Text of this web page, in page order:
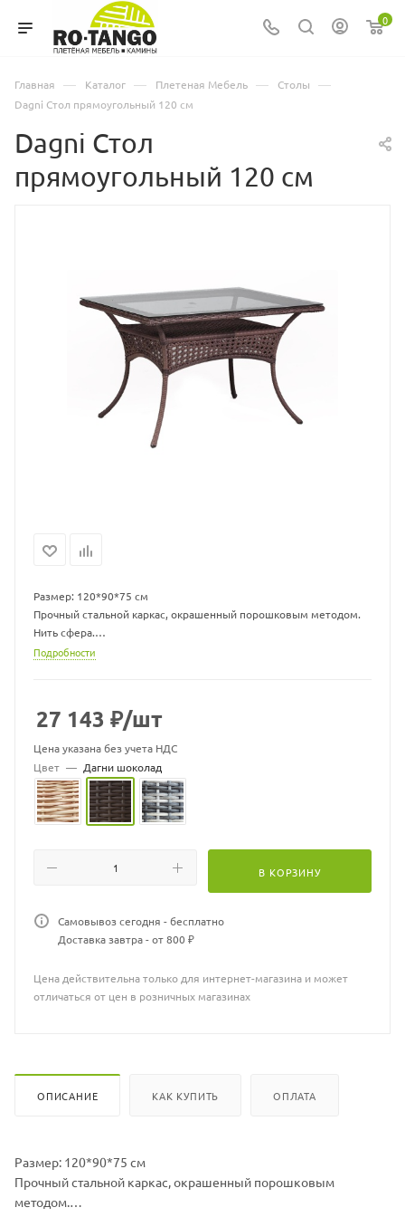
0
Главная — Каталог — Плетеная Мебель — Столы —
Dagni Стол прямоугольный 120 см
Dagni Стол
прямоугольный 120 см
Размер: 120*90*75 см
Прочный стальной каркас, окрашенный порошковым методом.
Нить сфера.
Экоротанг высшего качества.
Не требует особого ухода.
Подробности
27 143 ₽/шт
Цена указана без учета НДС
Цвет — Дагни шоколад
В КОРЗИНУ
Самовывоз сегодня - бесплатно
Доставка завтра - от 800 ₽
Цена действительна только для интернет-магазина и может
отличаться от цен в розничных магазинах
ОПИСАНИЕ КАК КУПИТЬ ОПЛАТА
Размер: 120*90*75 см
Прочный стальной каркас, окрашенный порошковым
методом.